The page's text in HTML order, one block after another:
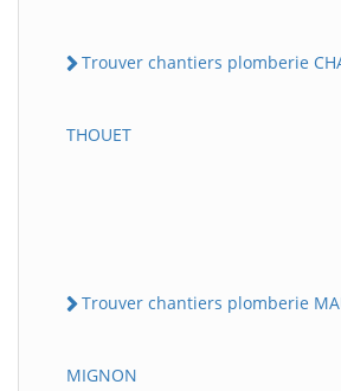
Trouver chantiers plomberie
THOUET
Trouver chantiers plomberie
MIGNON